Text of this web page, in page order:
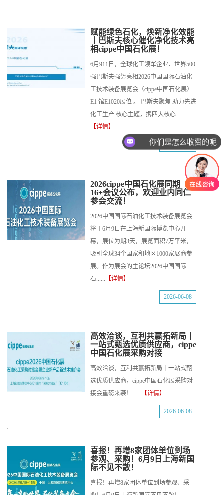
赋能绿色石化，焕新净化效能
｜巴斯夫核心催化净化技术亮
相cippe中国石化展！
6月911日，全球化工领军企业、世界500
强巴斯夫强势亮相2026中国国际石油化
工技术装备展览会（cippe中国石化展）
E1 馆E1020展位 。 巴斯夫聚焦 助力先进
化工生产 核心主题，携四大核心......
【详情】
2026-06-08
2026cippe中国石化展同期
16+会议公布，欢迎业内同仁
参会交流！
2026中国国际石油化工技术装备展览会
将于6月9日在上海新国际博览中心开
幕，展位为期3天，展览面积7万平米，
吸引全球34个国家和地区1000家展商参
展。作为展会的主论坛2026中国国际
石...... 【详情】
2026-06-08
高效洽谈，互利共赢拓新局｜
一站式甄选优质供应商，cippe
中国石化展采购对接
高效洽谈，互利共赢拓新局｜一站式甄
选优质供应商，cippe中国石化展采购对
接会重磅来袭！...... 【详情】
2026-06-08
喜报！再增8家团体单位到场
参观、采购！6月9日上海新国
际不见不散！
喜报！再增8家团体单位到场参观、采
你们是怎么收费的呢